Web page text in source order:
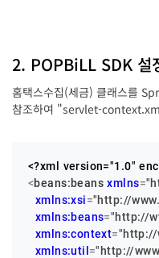
2. POPBiLL SDK 설
홈택스수집(세금) 클래스를
참조하여 "servlet-
<?xml version="1.0"
<beans:beans xmlns=
xmlns:xsi="http://
xmlns:beans="http://
xmlns:context="http://
xmlns:util ="http://